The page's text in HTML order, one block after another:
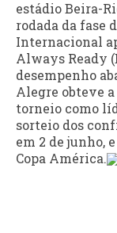
estádio Beira-
rodada da fase
Internacional
Always Ready
desempenho
Alegre obteve
torneio como
sorteio dos
em 2 de junho,
Copa América.